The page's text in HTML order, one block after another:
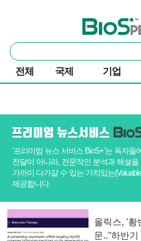
바이오스펙테
통
합
검
색
전체 국제 기업
‘프리미엄 뉴스 서비스 BioS+’는 독자들
전달이 아니라, 전문적인 분석과 해설을
가까이 다가갈 수 있는 가치있는
제공합니다.
올릭스, '황
문.."하반기